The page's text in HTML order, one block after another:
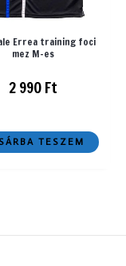
Errea training foci
mez M-es
2 990Ft
TESZEM